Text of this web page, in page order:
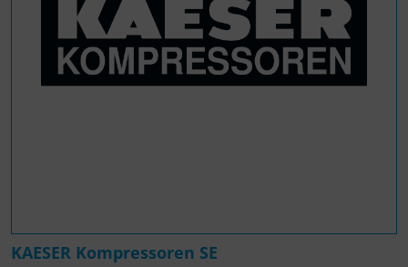
KAESER Kompressoren SE